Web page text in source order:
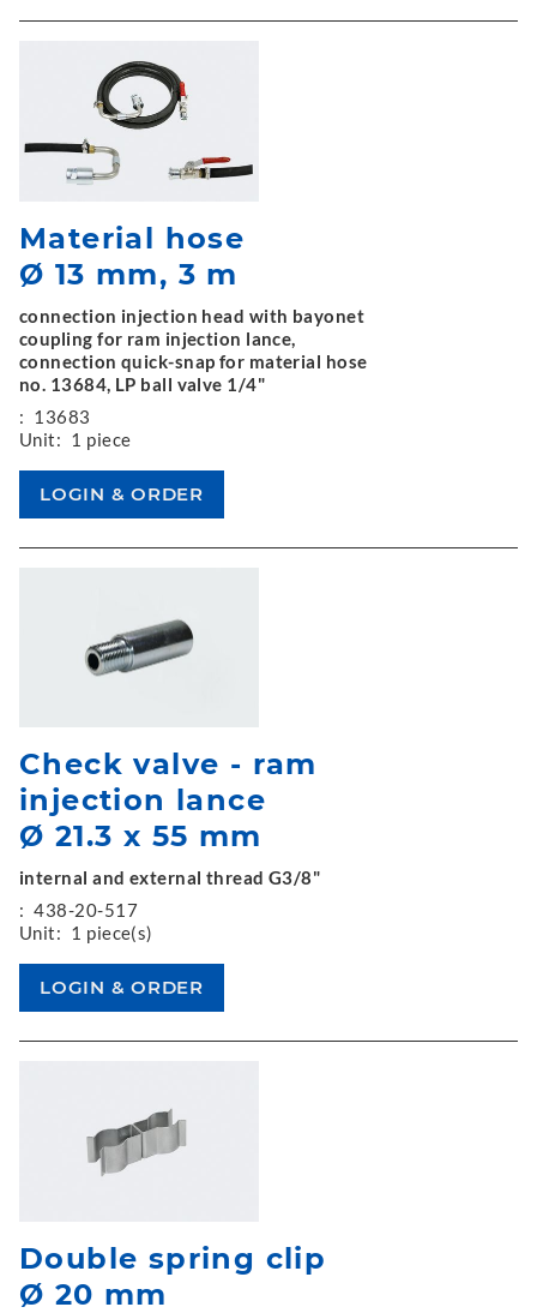
Material hose
Ø 13 mm, 3 m
connection injection head with bayonet
coupling for ram injection lance,
connection quick-snap for material hose
no. 13684, LP ball valve 1/4"
: 13683
Unit: 1 piece
Check valve - ram
injection lance
Ø 21.3 x 55 mm
internal and external thread G3/8"
: 438-20-517
Unit: 1 piece(s)
Double spring clip
Ø 20 mm